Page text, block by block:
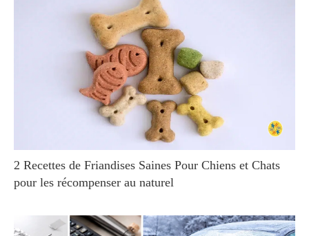
2 Recettes de Friandises Saines Pour Chiens et Chats
pour les récompenser au naturel